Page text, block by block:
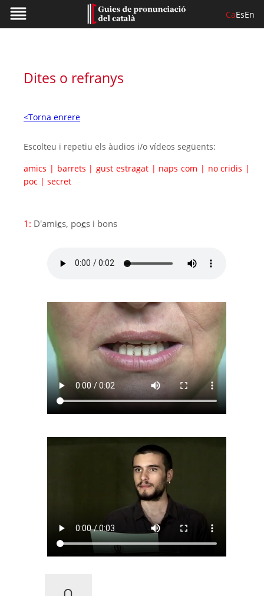
CaEsEn
Dites o refranys
<Torna enrere
Escolteu i repetiu els àudios i/o vídeos següents:
amics | barrets | gust estragat | naps com | no cridis |
poc | secret
1: D'amics, pocs i bons